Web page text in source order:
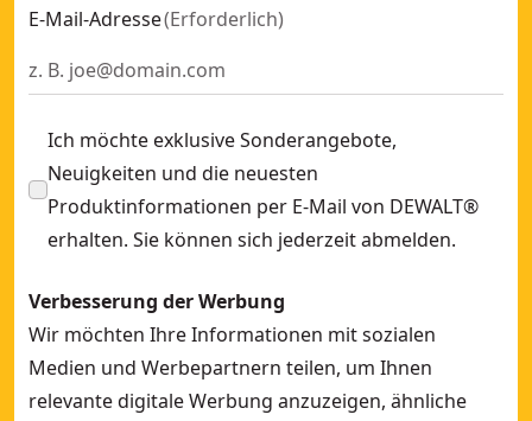
E-Mail-Adresse(Erforderlich)
Ich möchte exklusive Sonderangebote,
Neuigkeiten und die neuesten
Produktinformationen per E-Mail von DEWALT®
erhalten. Sie können sich jederzeit abmelden.
Verbesserung der Werbung
Wir möchten Ihre Informationen mit sozialen
Medien und Werbepartnern teilen, um Ihnen
relevante digitale Werbung anzuzeigen, ähnliche